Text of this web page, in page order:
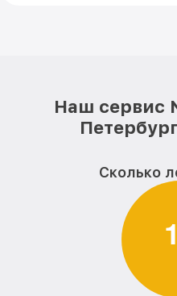
Наш сервис
Сколько
1